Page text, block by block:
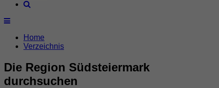
Home
Verzeichnis
Die Region Südsteiermark
durchsuchen